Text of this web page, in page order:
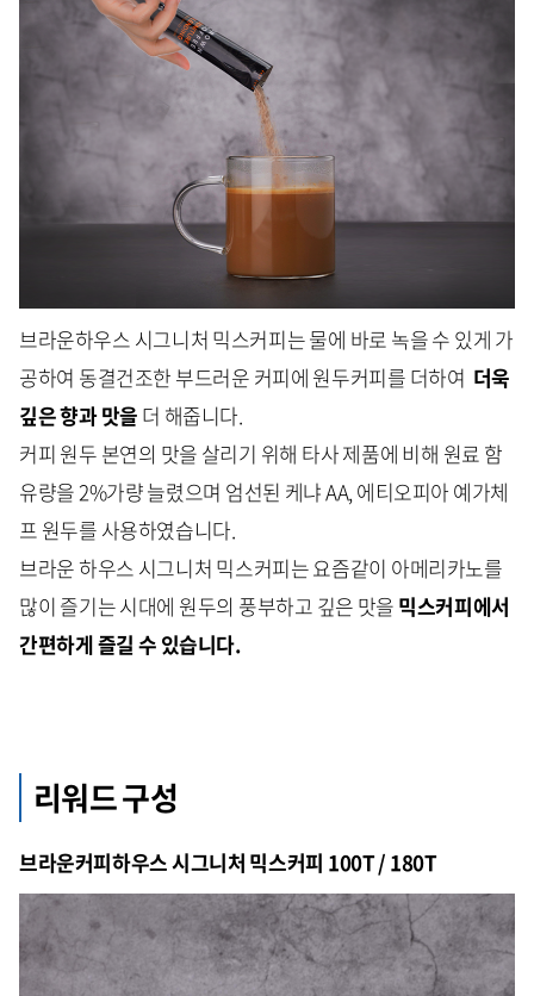
브라운하우스 시그니처 믹스커피는 물에 바로 녹을 수 있게 가
공하여 동결건조한 부드러운 커피에 원두커피를 더하여 더욱
깊은 향과맛을 더 해줍니다.
커피 원두 본연의 맛을 살리기 위해 타사 제품에 비해 원료 함
유량을 2%가량 늘렸으며 엄선된 케냐 AA, 에티오피아 예가체
프 원두를 사용하였습니다.
브라운 하우스 시그니처 믹스커피는 요즘같이 아메리카노를
많이 즐기는 시대에 원두의 풍부하고 깊은 맛을 믹스커피에서
간편하게 즐길 수 있습니다.
리워드 구성
브라운커피하우스 시그니처 믹스커피 100T / 180T